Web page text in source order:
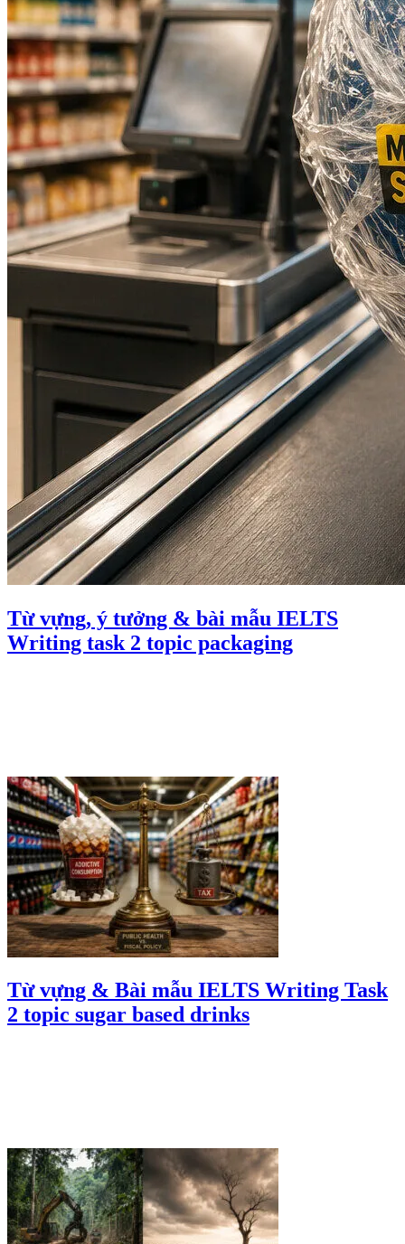
Từ vựng, ý tưởng & bài mẫu IELTS
Writing task 2 topic packaging
Từ vựng & Bài mẫu IELTS Writing Task
2 topic sugar based drinks